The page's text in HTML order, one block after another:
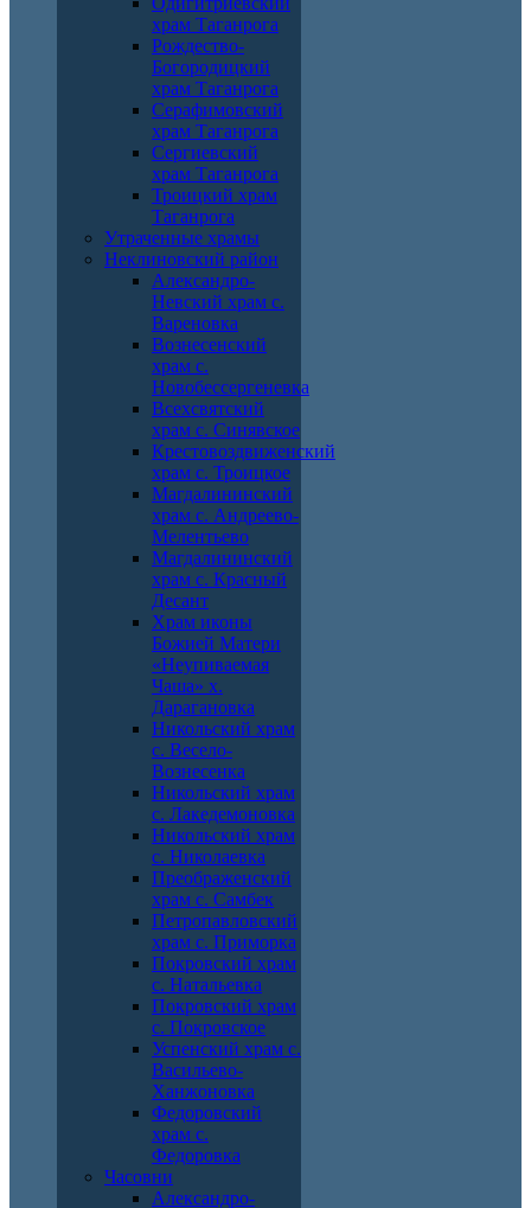
храм Таганрога
Рождество-
Богородицкий
храм Таганрога
Серафимовский
храм Таганрога
Сергиевский
храм Таганрога
Троицкий храм
Таганрога
Утраченные храмы
Неклиновский район
Александро-
Невский храм с.
Вареновка
Вознесенский
храм с.
Новобессергеневка
Всехсвятский
храм с. Синявское
Крестовоздвиженский
храм с. Троицкое
Магдалининский
храм с. Андреево-
Мелентьево
Магдалининский
храм с. Красный
Десант
Храм иконы
Божией Матери
«Неупиваемая
Чаша» х.
Дарагановка
Никольский храм
с. Весело-
Вознесенка
Никольский храм
с. Лакедемоновка
Никольский храм
с. Николаевка
Преображенский
храм с. Самбек
Петропавловский
храм с. Приморка
Покровский храм
с. Натальевка
Покровский храм
с. Покровское
Успенский храм с.
Васильево-
Ханжоновка
Федоровский
храм с.
Федоровка
Часовни
Александро-